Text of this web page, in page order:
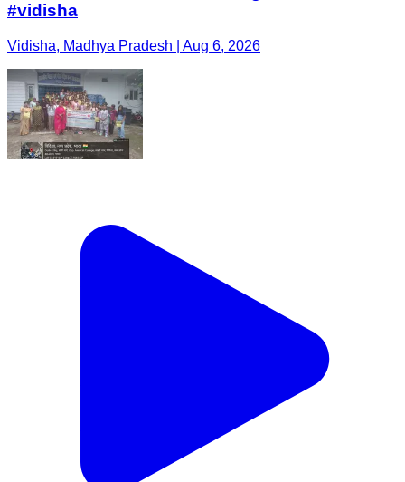
#vidisha
Vidisha, Madhya Pradesh | Aug 6, 2026